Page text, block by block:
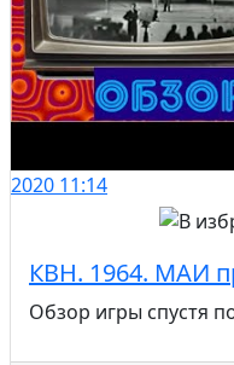
2020 11:14
КВН. 1964. МАИ
Обзор игры спустя